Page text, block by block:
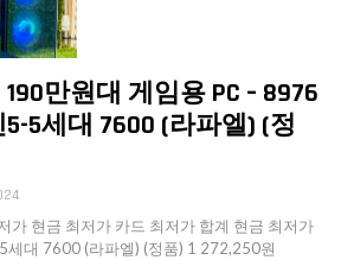
만원대 게임용 PC – 8976
5-5세대 7600 (라파엘) (정
가 현금 최저가 카드 최저가 합계 현금 최저가
세대 7600 (라파엘) (정품) 1 272,250원